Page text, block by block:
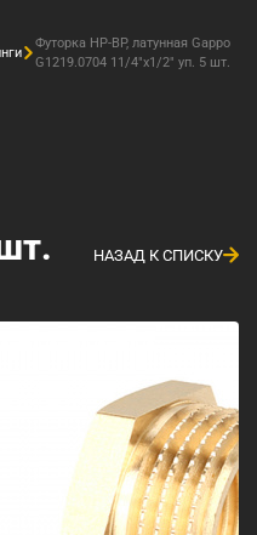
Футорка НР-ВР, латунная Gappo
G1219.0704 11/4"х1/2" уп. 5 шт.
НАЗАД К СПИСКУ